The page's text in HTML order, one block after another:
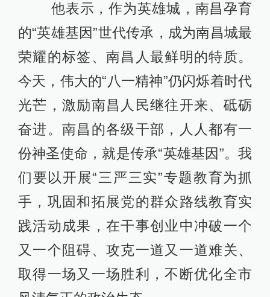
他表示，作为英雄城，南昌孕育
的“英雄基因”世代传承，成为南昌城最
荣耀的标签、南昌人最鲜明的特质。
今天，伟大的“八一精神”仍闪烁着时代
光芒，激励南昌人民继往开来、砥砺
奋进。南昌的各级干部，人人都有一
份神圣使命，就是传承“英雄基因”。我
们要以开展“三严三实”专题教育为抓
手，巩固和拓展党的群众路线教育实
践活动成果，在干事创业中冲破一个
又一个阻碍、攻克一道又一道难关、
取得一场又一场胜利，不断优化全市